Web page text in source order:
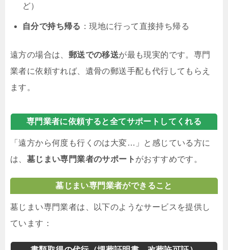
ど）
自分で持ち帰る ：現地に行って直接持ち帰る
遠方の場合は、 郵送での移送が最も現実的です。専門
業者に依頼すれば、遺骨の郵送手配も代行してもらえ
ます。
専門業者に依頼すると全てサポートしてくれる
「遠方から何度も行くのは大変…」と感じている方に
は、 墓じまい専門業者のサポート がおすすめです。
墓じまい専門業者ができること
墓じまい専門業者は、以下のようなサービスを提供し
ています：